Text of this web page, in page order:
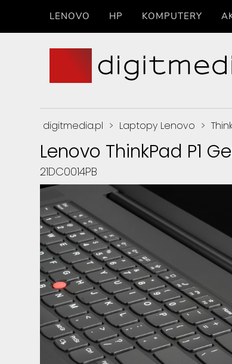
LENOVO HP KOMPUTERY
digitmedia.pl > Laptopy Lenovo >
Lenovo ThinkPad P1
21DC0014PB